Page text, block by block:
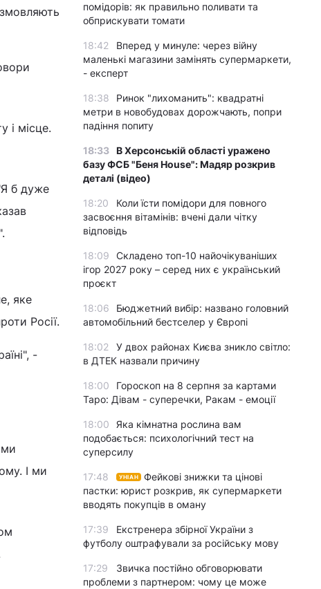
і місце.
б дуже
яке
Росії.
-
ми
І ми
помідорів: як правильно поливати та
обприскувати томати
18:42
Вперед у минуле: через війну
маленькі магазини замінять супермаркети,
- експерт
18:38
Ринок "лихоманить": квадратні
метри в новобудовах дорожчають, попри
падіння попиту
18:33 В Херсонській області уражено
базу ФСБ "Беня House": Мадяр розкрив
деталі (відео)
18:20
Коли їсти помідори для повного
засвоєння вітамінів: вчені дали чітку
відповідь
18:09
Складено топ-10 найочікуваніших
ігор 2027 року – серед них є український
проєкт
18:06
Бюджетний вибір: названо головний
автомобільний бестселер у Європі
18:02
У двох районах Києва зникло світло:
в ДТЕК назвали причину
18:00
Гороскоп на 8 серпня за картами
Таро: Дівам - суперечки, Ракам - емоції
18:00
Яка кімнатна рослина вам
подобається: психологічний тест на
суперсилу
17:48 УНІАН
Фейкові знижки та цінові
пастки: юрист розкрив, як супермаркети
вводять покупців в оману
17:39
Екстренера збірної України з
футболу оштрафували за російську мову
17:29
Звичка постійно обговорювати
проблеми з партнером: чому це може